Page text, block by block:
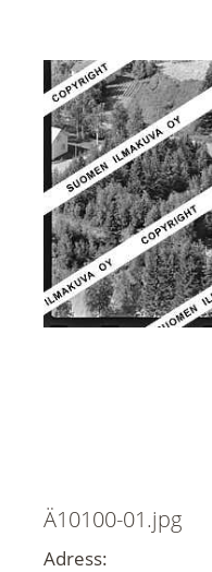
Ä10100-01.jpg
Adress: